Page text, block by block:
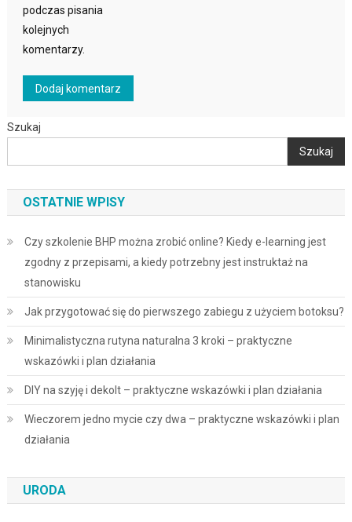
podczas pisania
kolejnych
komentarzy.
Szukaj
Szukaj
OSTATNIE WPISY
Czy szkolenie BHP można zrobić online? Kiedy e-learning jest
zgodny z przepisami, a kiedy potrzebny jest instruktaż na
stanowisku
Jak przygotować się do pierwszego zabiegu z użyciem botoksu?
Minimalistyczna rutyna naturalna 3 kroki – praktyczne
wskazówki i plan działania
DIY na szyję i dekolt – praktyczne wskazówki i plan działania
Wieczorem jedno mycie czy dwa – praktyczne wskazówki i plan
działania
URODA